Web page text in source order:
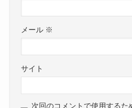
メール ※
サイト
次回のコメントで使用するた